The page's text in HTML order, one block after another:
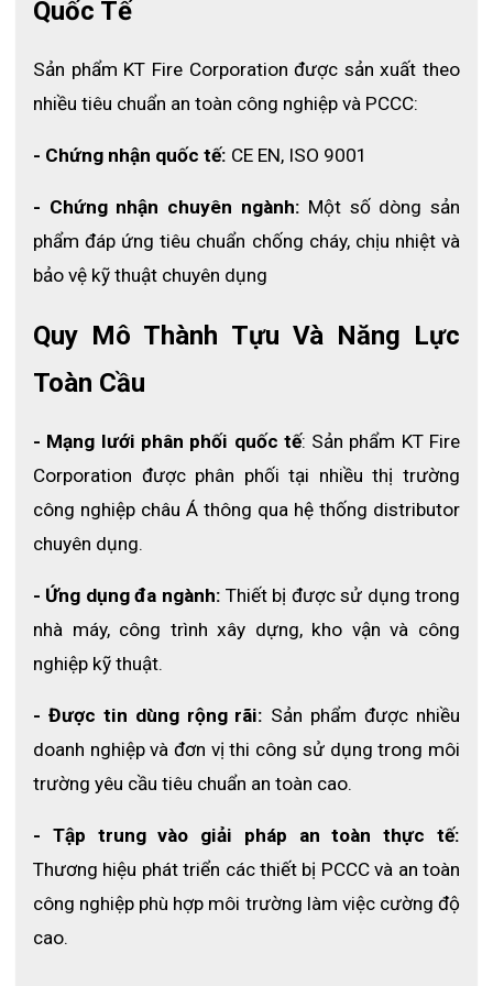
- Mã hàng: CSK-120L
- Thương hiệu: KT Fire
- Xuất xứ: Việt Nam
- Đơn vị tính: bộ
Bộ ứng cứu tràn hóa chất CSK-120L
2.2 Thành phần bộ kit
Bảng thành phần của bộ kit
STT
Tên
1 Tấm thấm dầu:
2
Tấm thấm đa năng:
25 tấm
3
Phao thấm hóa chất:
2 cái
4
Quốc Tế
Sản phẩm KT Fire Corporation được sản xuất theo
nhiều tiêu chuẩn an toàn công nghiệp và PCCC:
- Chứng nhận quốc tế: CE EN, ISO 9001
- Chứng nhận chuyên ngành: Một số dòng sản
phẩm đáp ứng tiêu chuẩn chống cháy, chịu nhiệt và
bảo vệ kỹ thuật chuyên dụng
Quy Mô Thành Tựu Và Năng Lực
Toàn Cầu
- Mạng lưới phân phối quốc tế: Sản phẩm KT Fire
Corporation được phân phối tại nhiều thị trường
công nghiệp châu Á thông qua hệ thống distributor
chuyên dụng.
- Ứng dụng đa ngành: Thiết bị được sử dụng trong
nhà máy, công trình xây dựng, kho vận và công
nghiệp kỹ thuật.
- Được tin dùng rộng rãi: Sản phẩm được nhiều
doanh nghiệp và đơn vị thi công sử dụng trong môi
trường yêu cầu tiêu chuẩn an toàn cao.
Thương hiệu phát triển các thiết bị PCCC và an toàn
công nghiệp phù hợp môi trường làm việc cường độ
cao.